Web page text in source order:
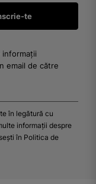
informații
email de către
în legătură cu
informații despre
în Politica de